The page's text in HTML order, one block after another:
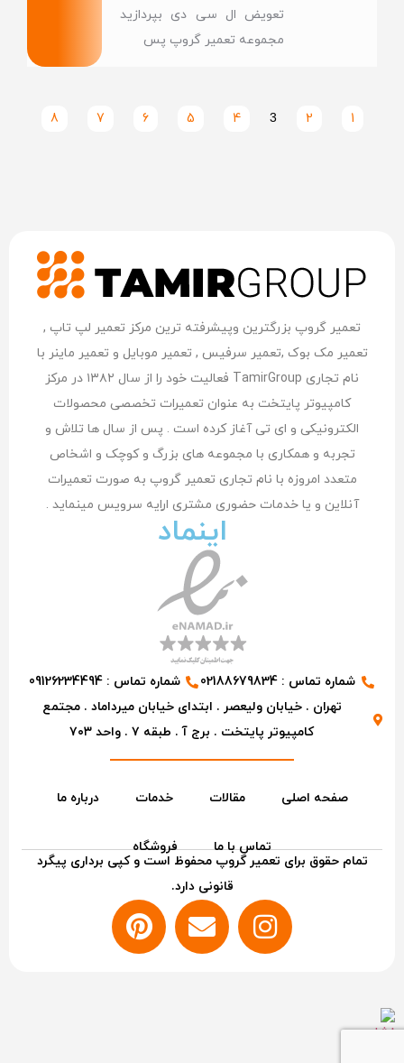
تعویض ال سی دی بپردازید
مجموعه تعمیر گروپ پس
1
2
3
4
5
6
7
8
تعمیر گروپ بزرگترین وپیشرفته ترین مرکز تعمیر لپ تاپ ,
تعمیر مک بوک ,تعمیر سرفیس , تعمیر موبایل و تعمیر ماینر با
نام تجاری TamirGroup فعالیت خود را از سال ۱۳۸۲ در مرکز
کامپیوتر پایتخت به عنوان تعمیرات تخصصی محصولات
الکترونیکی و ای تی آغاز کرده است . پس از سال ها تلاش و
تجربه و همکاری با مجموعه های بزرگ و کوچک و اشخاص
متعدد امروزه با نام تجاری تعمیر گروپ به صورت تعمیرات
آنلاین و یا خدمات حضوری مشتری اراِیه سرویس مینماید .
اینماد
شماره تماس : 02188679834
شماره تماس : 09126234494
تهران . خیابان ولیعصر . ابتدای خیابان میرداماد . مجتمع
کامپیوتر پایتخت . برج آ . طبقه ۷ . واحد ۷۰۳
صفحه اصلی مقالات خدمات درباره ما
تماس با ما
فروشگاه
تمام حقوق برای تعمیر گروپ محفوظ است و کپی برداری پیگرد
قانونی دارد.